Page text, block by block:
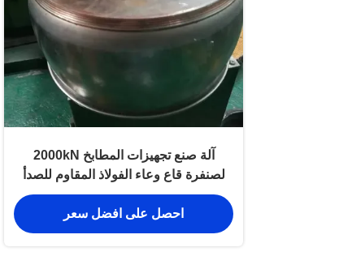
آلة صنع تجهيزات المطابخ 2000kN
لصنفرة قاع وعاء الفولاذ المقاوم للصدأ
احصل على افضل سعر